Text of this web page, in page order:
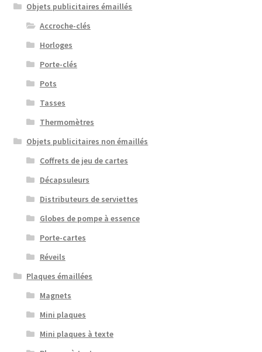
Objets publicitaires émaillés
Accroche-clés
Horloges
Porte-clés
Pots
Tasses
Thermomètres
Objets publicitaires non émaillés
Coffrets de jeu de cartes
Décapsuleurs
Distributeurs de serviettes
Globes de pompe à essence
Porte-cartes
Réveils
Plaques émaillées
Magnets
Mini plaques
Mini plaques à texte